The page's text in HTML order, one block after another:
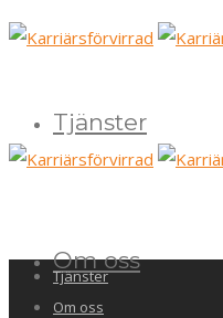
Tjänster
Om oss
Tjänster
Om oss